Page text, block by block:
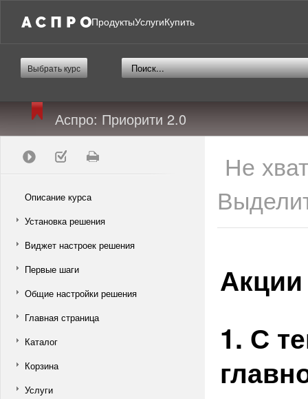
ПродуктыУслугиКупить
Выбрать курс
Аспро: Приорити 2.0
Описание курса
Установка решения
Виджет настроек решения
Первые шаги
Общие настройки решения
Главная страница
Каталог
Корзина
Услуги
Не
Акции
1. С